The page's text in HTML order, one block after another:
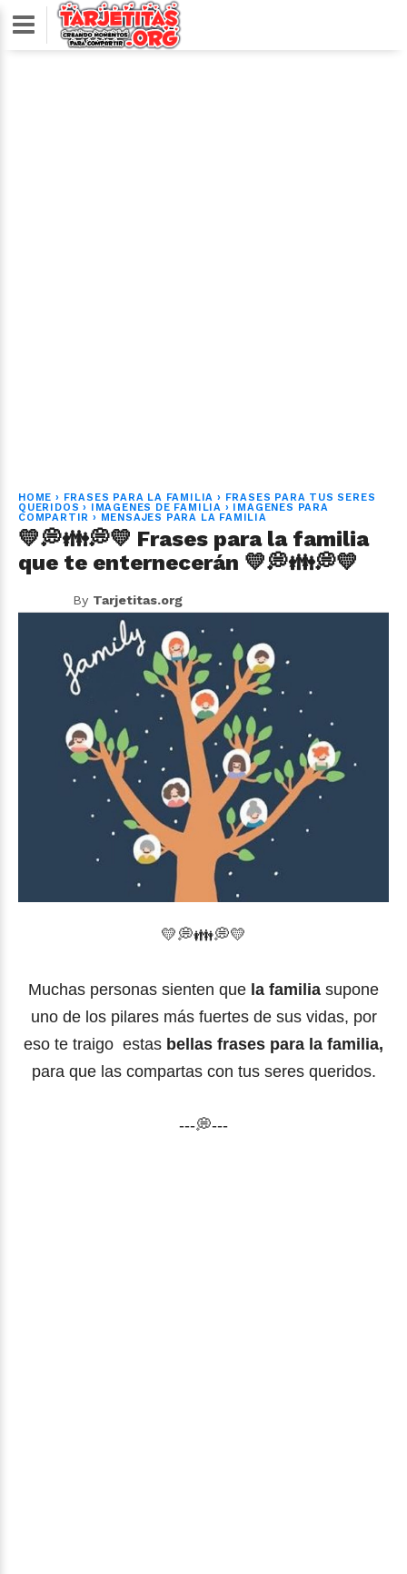
HOME › FRASES PARA LA FAMILIA › FRASES PARA TUS SERES
QUERIDOS › IMAGENES DE FAMILIA ›
IMAGENES PARA
COMPARTIR › MENSAJES PARA LA FAMILIA
💛💭👪💭💛 Frases para la familia
que te enternecerán 💛💭👪💭💛
By Tarjetitas.org
💛💭👪💭💛
Muchas personas sienten que la familia supone
uno de los pilares más fuertes de sus vidas, por
eso te traigo estas bellas frases para la familia,
para que las compartas con tus seres queridos.
---💭---